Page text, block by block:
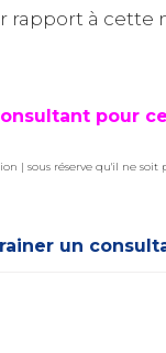
à cette
pour
| sous réserve qu'il ne soit
un